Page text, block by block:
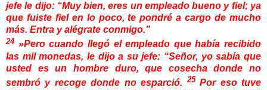
jefe le dijo: “Muy bien, eres un empleado bueno y fiel; ya
que fuiste fiel en lo poco, te pondré a cargo de mucho
más. Entra y alégrate conmigo.”
24 »Pero cuando llegó el empleado que había recibido
las mil monedas, le dijo a su jefe: “Señor, yo sabía que
usted es un hombre duro, que cosecha donde no
sembró y recoge donde no esparció. 25 Por eso tuve